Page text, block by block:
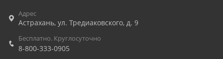
Адрес
Астрахань, ул. Тредиаковского, д. 9
Бесплатно. Круглосуточно
8-800-333-0905